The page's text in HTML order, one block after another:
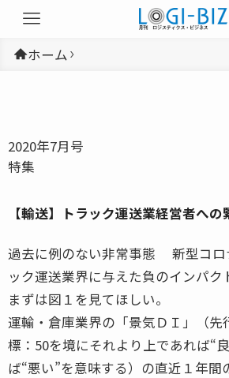
ホーム
2020年7月号
特集
【輸送】トラック運送業経営者へ
過去に例のない非常事態 新型コロ
ック運送業界に与えた負のインパク
まずは図１を見てほしい。
運輸・倉庫業界の「景気ＤＩ」（先
標：50を境にそれより上であれば“
ば“悪い”を意味する）の直近１年間